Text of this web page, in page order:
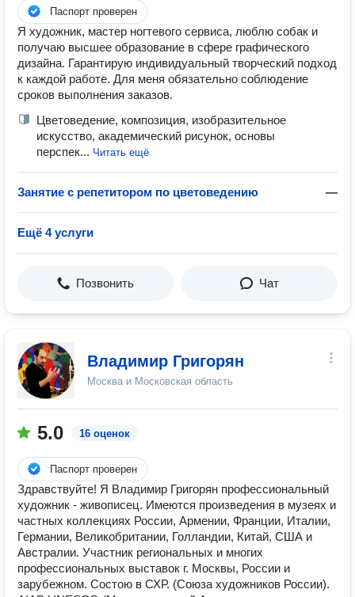
Паспорт проверен
Я художник, мастер ногтевого сервиса, люблю собак и
получаю высшее образование в сфере графического
дизайна. Гарантирую индивидуальный творческий подход
к каждой работе. Для меня обязательно соблюдение
сроков выполнения заказов.
Цветоведение, композиция, изобразительное
искусство, академический рисунок, основы
перспек... Читать ещё
Занятие с репетитором по цветоведению —
Ещё 4 услуги
Позвонить Чат
Владимир Григорян
Москва и Московская область
5.0 16 оценок
Паспорт проверен
Здравствуйте! Я Владимир Григорян профессиональный
художник - живописец. Имеются произведения в музеях и
частных коллекциях России, Армении, Франции, Италии,
Германии, Великобритании, Голландии, Китай, США и
Австралии. Участник региональных и многих
профессиональных выставок г. Москвы, России и
зарубежном. Состою в СХР. (Союза художников России).